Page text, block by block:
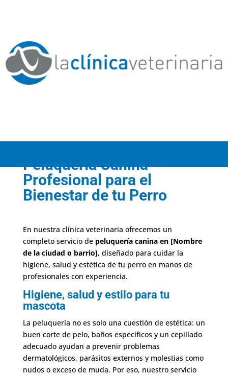
Peluquería Canina
Profesional para el
Bienestar de tu Perro
En nuestra clínica veterinaria ofrecemos un
completo servicio de peluquería canina en [Nombre
de la ciudad o barrio], diseñado para cuidar la
higiene, salud y estética de tu perro en manos de
profesionales con experiencia.
Higiene, salud y estilo para tu
mascota
La peluquería no es solo una cuestión de estética: un
buen corte de pelo, baños específicos y un cepillado
adecuado ayudan a prevenir problemas
dermatológicos, parásitos externos y molestias como
nudos o exceso de muda. Por eso, nuestro servicio